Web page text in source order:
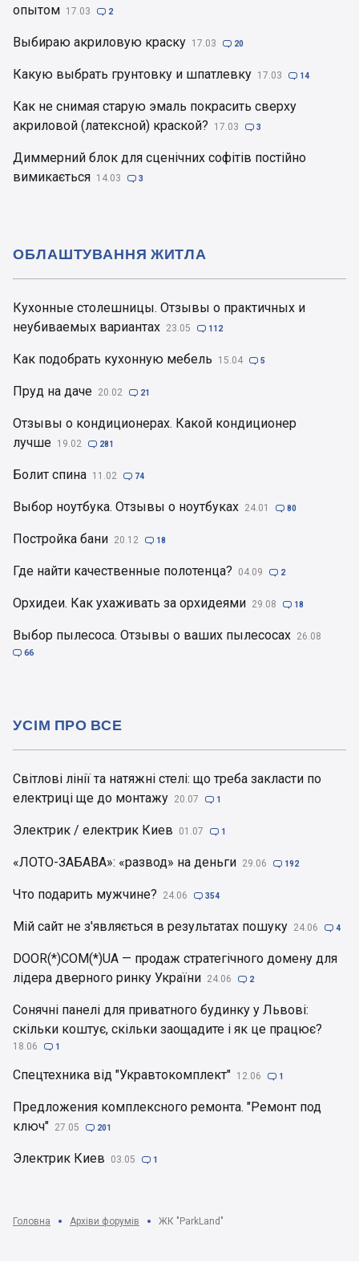
опытом 17.03  2
Выбираю акриловую краску 17.03  20
Какую выбрать грунтовку и шпатлевку 17.03  14
Как не снимая старую эмаль покрасить сверху
акриловой (латексной) краской?
17.03  3
Диммерний блок для сценічних софітів постійно
вимикається 14.03  3
Кухонные столешницы. Отзывы о практичных и
неубиваемых вариантах 23.05  112
Как подобрать кухонную мебель 15.04  5
Пруд на даче 20.02  21
Отзывы о кондиционерах. Какой кондиционер
лучше 19.02  281
Болит спина 11.02  74
Выбор ноутбука. Отзывы о ноутбуках 24.01  80
Постройка бани 20.12  18
Где найти качественные полотенца? 04.09  2
Орхидеи. Как ухаживать за орхидеями 29.08  18
Выбор пылесоса. Отзывы о ваших пылесосах 26.08
 66
ОБЛАШТУВАННЯ ЖИТЛА
Світлові лінії та натяжні стелі: що треба закласти по
електриці ще до монтажу 20.07  1
Электрик / електрик Киев 01.07  1
«ЛОТО-ЗАБАВА»: «развод» на деньги 29.06  192
Что подарить мужчине? 24.06  354
Мій сайт не з'являється в результатах пошуку 24.06  4
DOOR(*)COM(*)UA — продаж стратегічного домену для
лідера дверного ринку України 24.06  2
Сонячні панелі для приватного будинку у Львові:
скільки коштує, скільки заощадите і як це працює?
18.06  1
Спецтехника від "Укравтокомплект" 12.06  1
Предложения комплексного ремонта. "Ремонт под
ключ" 27.05  201
Электрик Киев 03.05  1
УСІМ ПРО ВСЕ
Головна Архіви форумів ЖК "ParkLand"